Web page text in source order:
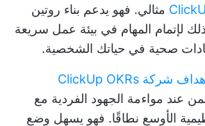
مثالي. فهو يدعم بناء روتين
لإتمام المهام في بيئة عمل سريعة
صحية في حياتك الشخصية.
قالب OKRs وأهداف شركة ClickUp OKRs
عند مواءمة الجهود الفردية مع
الأوسع نطاقًا. فهو يسهل وضع